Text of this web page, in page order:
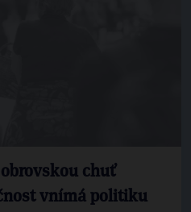
chuť
vnímá politiku